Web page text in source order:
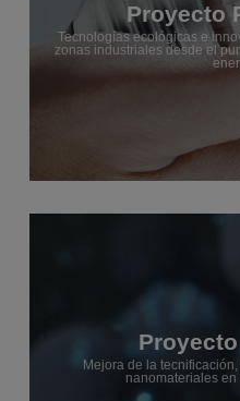
Proyecto
Tecnologías ecológicas e
zonas industriales desde el
Mejora de la
nanomateriales